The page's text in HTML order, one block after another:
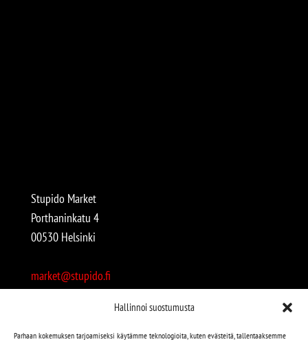
Hallinnoi suostumusta
Parhaan kokemuksen tarjoamiseksi käytämme teknologioita, kuten evästeitä, tallentaaksemme
Stupido Market
Porthaninkatu 4
00530 Helsinki
market@stupido.fi
Avoinna: